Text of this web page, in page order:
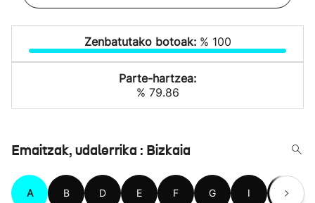
Zenbatutako botoak: % 100
Parte-hartzea:
% 79.86
Emaitzak, udalerrika : Bizkaia
A B D E F G I J